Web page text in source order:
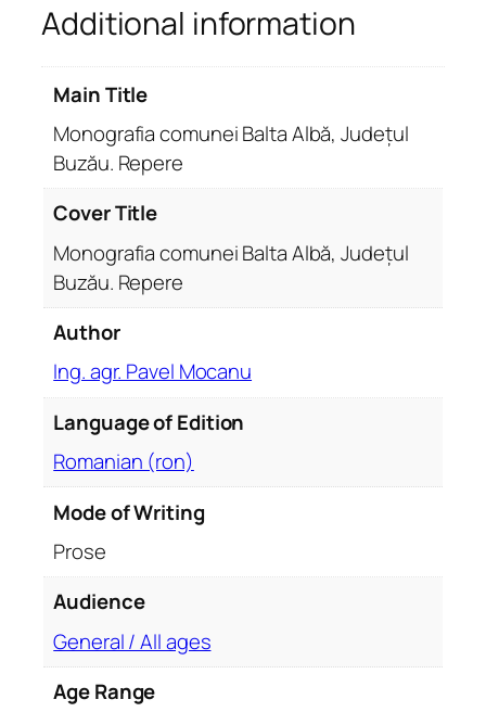
u
n
e
b
J
B
ă
Additional information
Main Title
Monografia comunei Balta Albă, Județul
Buzău. Repere
Cover Title
Monografia comunei Balta Albă, Județul
Buzău. Repere
Author
Ing. agr. Pavel Mocanu
Language of Edition
Romanian (ron)
Mode of Writing
Prose
Audience
General / All ages
Age Range